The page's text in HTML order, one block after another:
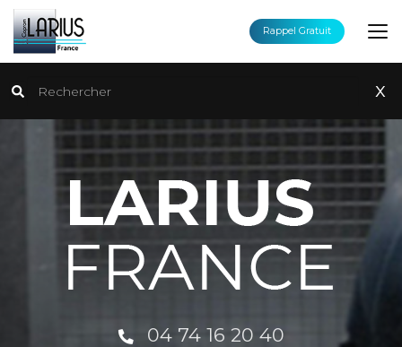
Aller
au
contenu
principal
Rechercher
x
Rappel Gratuit
04 74 16 20 40